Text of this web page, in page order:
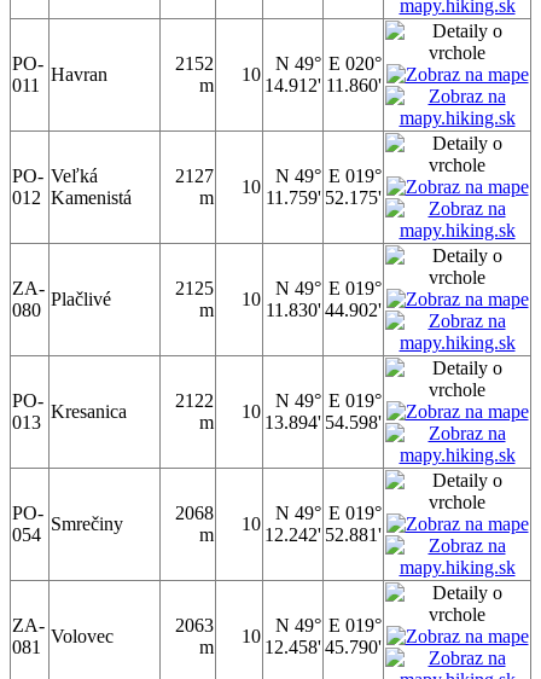
PO-
011
Havran
2152
m
10
N 49°
14.912'
E 020°
11.860'
PO-
012
Veľká
Kamenistá
2127
m
10
N 49°
11.759'
E 019°
52.175'
ZA-
080
Plačlivé
2125
m
10
N 49°
11.830'
E 019°
44.902'
PO-
013
Kresanica
2122
m
10
N 49°
13.894'
E 019°
54.598'
PO-
054
Smrečiny
2068
m
10
N 49°
12.242'
E 019°
52.881'
ZA-
081
Volovec
2063
m
10
N 49°
12.458'
E 019°
45.790'